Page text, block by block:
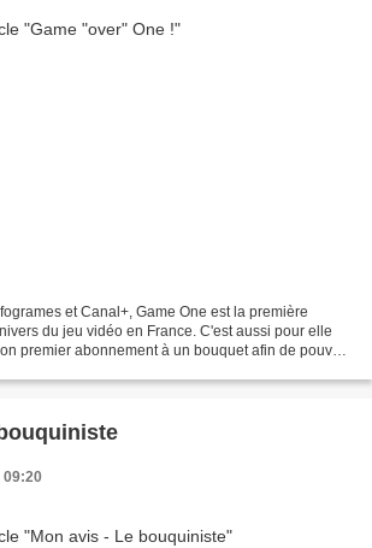
et Canal+, Game One est la première
du jeu vidéo en France. C'est aussi pour elle
premier abonnement à un bouquet afin de pouvoir
09:20